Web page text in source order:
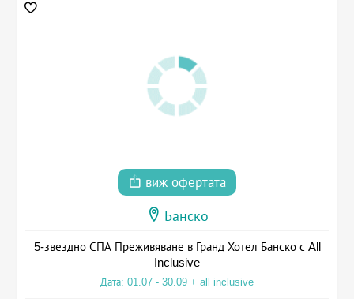
виж офертата
Банско
5-звездно СПА Преживяване в Гранд Хотел Банско с All
Inclusive
Дата: 01.07 - 30.09 + all inclusive